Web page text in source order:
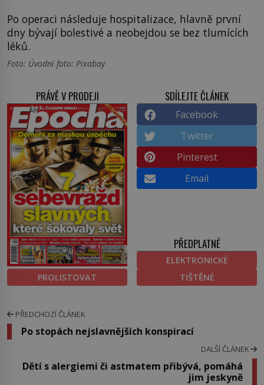
Po operaci následuje hospitalizace, hlavně první
dny bývají bolestivé a neobejdou se bez tlumících
léků.
Foto: Úvodní foto: Pixabay
PRÁVĚ V PRODEJI
PROLISTOVAT
SDÍLEJTE ČLÁNEK
Facebook
Twitter
Pinterest
Email
PŘEDPLATNÉ
ELEKTRONICKÉ
TIŠTĚNÉ
PŘEDCHOZÍ ČLÁNEK
Po stopách nejslavnějších konspirací
DALŠÍ ČLÁNEK
Dětí s alergiemi či astmatem přibývá, pomáhá
jim jeskyně